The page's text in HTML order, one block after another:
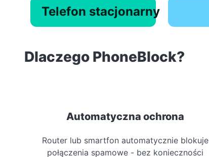
Telefon stacjonarny
Dlaczego PhoneBlock?
Automatyczna ochrona
Router lub smartfon automatycznie blokuje
połączenia spamowe - bez konieczności